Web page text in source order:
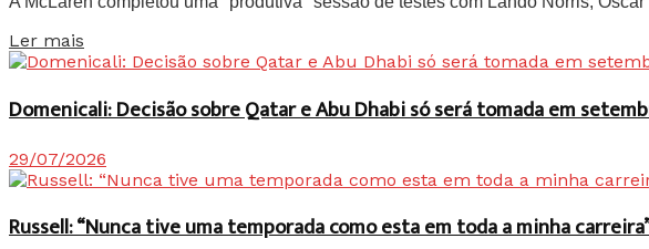
Ler mais
Domenicali: Decisão sobre Qatar e Abu Dhabi só será tomada em
29/07/2026
Russell: “Nunca tive uma temporada como esta em toda a minha